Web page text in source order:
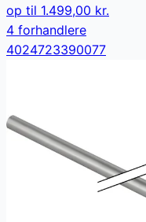
op til 1.499,00 kr.
4 forhandlere
4024723390077